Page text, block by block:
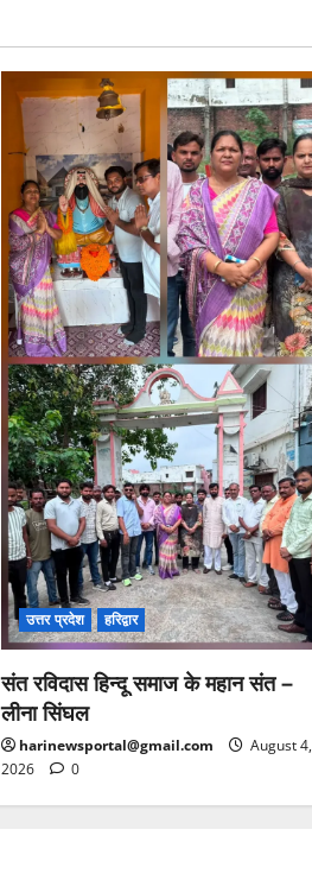
उत्तर प्रदेश हरिद्वार
संत रविदास हिन्दू समाज के महान संत –
लीना सिंघल
harinewsportal@gmail.com
August 4,
2026
0